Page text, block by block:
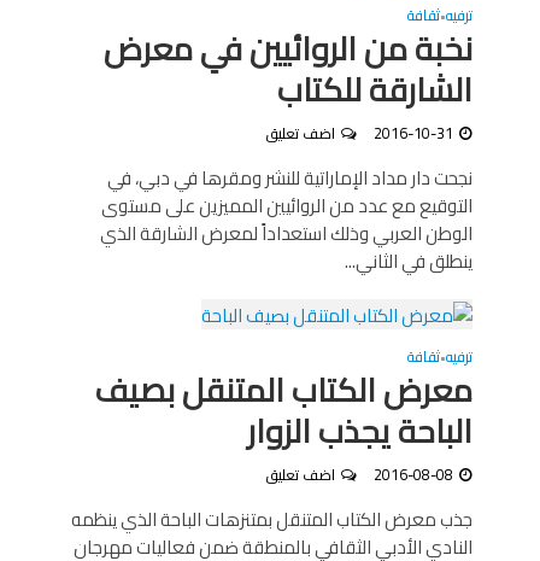
ترفيه•ثقافة
نخبة من الروائيين في معرض
الشارقة للكتاب
2016-10-31 اضف تعليق
نجحت دار مداد الإماراتية للنشر ومقرها في دبي، في
التوقيع مع عدد من الروائيين المميزين على مستوى
الوطن العربي وذلك استعداداً لمعرض الشارقة الذي
ينطلق في الثاني...
ترفيه•ثقافة
معرض الكتاب المتنقل بصيف
الباحة يجذب الزوار
2016-08-08 اضف تعليق
جذب معرض الكتاب المتنقل بمتنزهات الباحة الذي ينظمه
النادي الأدبي الثقافي بالمنطقة ضمن فعاليات مهرجان